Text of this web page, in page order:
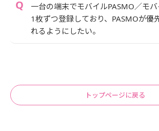
一台の端末でモバイルPASMO／モ
1枚ずつ登録しており、PASMOが優
れるようにしたい。
トップページに戻る